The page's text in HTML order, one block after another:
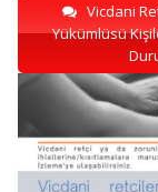
Vicdani
Yükümlüsü